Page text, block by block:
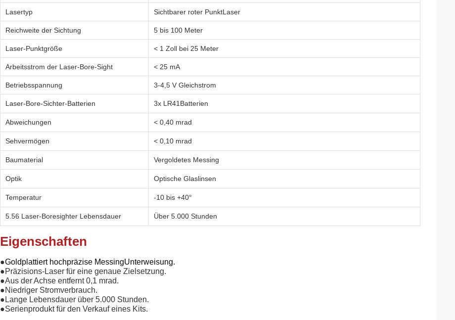
Lasertyp Sichtbarer roter PunktLaser
Reichweite der Sichtung 5 bis 100 Meter
Laser-Punktgröße < 1 Zoll bei 25 Meter
Arbeitsstrom der Laser-Bore-Sight < 25 mA
Betriebsspannung 3-4,5 V Gleichstrom
Laser-Bore-Sichter-Batterien 3x LR41 Batterien
Abweichungen < 0,40 mrad
Sehvermögen < 0,10 mrad
Baumaterial Vergoldetes Messing
Optik Optische Glaslinsen
Temperatur -10 bis +40°
5.56 Laser-Boresighter Lebensdauer Über 5.000 Stunden
Eigenschaften
●Goldplattiert hochpräzise MessingUnterweisung.
●Präzisions-Laser für eine genaue Zielsetzung.
●Aus der Achse entfernt 0,1 mrad.
●Niedriger Stromverbrauch.
● Lange Lebensdauer über 5.000 Stunden.
●Serienprodukt für den Verkauf eines Kits.